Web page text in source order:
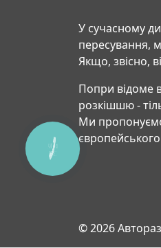
У сучасному
пересування,
Якщо, звісно,
Попри відоме
розкішшю -
Ми
© 2026
КНОПКА
СВЯЗИ